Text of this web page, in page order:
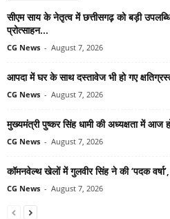
सीएम साय के नेतृत्व में छत्तीसगढ़ को बड़ी
प्रोत्साहन...
CG News - August 7, 2026
आपदा में घर के साथ दस्तावेज भी हो गए
CG News - August 7, 2026
मुख्यमंत्री पुष्कर सिंह धामी की अध्यक्षता में आज
CG News - August 7, 2026
कॉमनवेल्थ खेलों में गुलवीर सिंह ने की ‘पदक
CG News - August 7, 2026